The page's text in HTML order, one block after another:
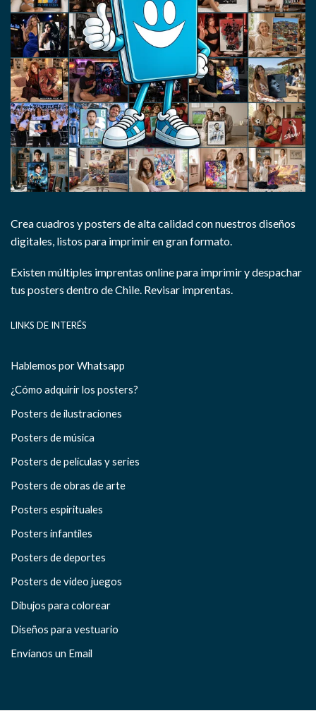
Crea cuadros y posters de alta calidad con nuestros diseños
digitales, listos para imprimir en gran formato.
Existen múltiples imprentas online para imprimir y despachar
tus posters dentro de Chile. Revisar imprentas.
LINKS DE INTERÉS
Hablemos por Whatsapp
¿Cómo adquirir los posters?
Posters de ilustraciones
Posters de música
Posters de películas y series
Posters de obras de arte
Posters espirituales
Posters infantiles
Posters de deportes
Posters de video juegos
Dibujos para colorear
Diseños para vestuario
Envíanos un Email